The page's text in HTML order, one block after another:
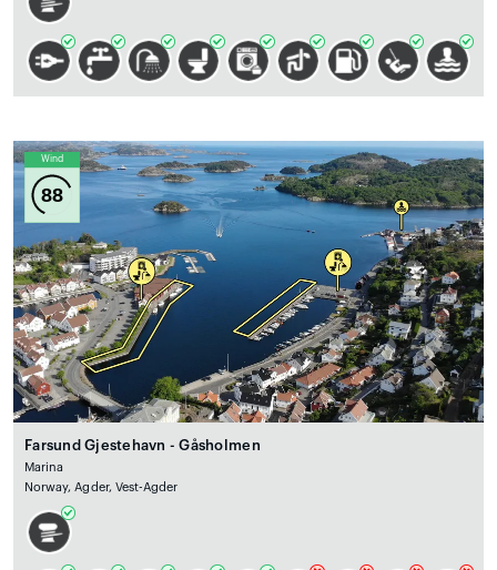
Wind
88
Farsund Gjestehavn - Gåsholmen
Marina
Norway, Agder, Vest-Agder